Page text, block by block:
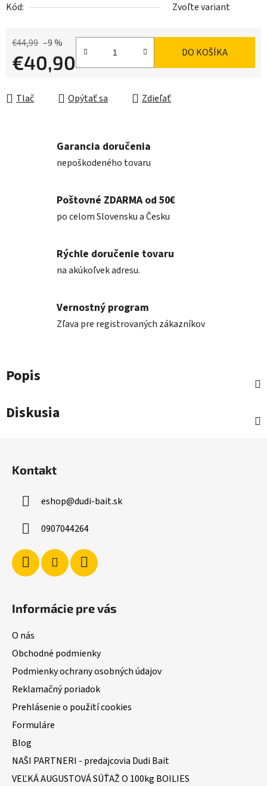
Kód:
Zvoľte variant
€44,99 –9 %
€40,90 DO KOŠÍKA
Tlač Opýtať sa Zdieľať
Garancia doručenia
nepoškodeného tovaru
Poštovné ZDARMA od 50€
po celom Slovensku a Česku
Rýchle doručenie tovaru
na akúkoľvek adresu.
Vernostný program
Zľava pre registrovaných zákazníkov
Popis
Diskusia
Kontakt
eshop@dudi-bait.sk
0907044264
Informácie pre vás
O nás
Obchodné podmienky
Podmienky ochrany osobných údajov
Reklamačný poriadok
Prehlásenie o použití cookies
Formuláre
Blog
NAŠI PARTNERI - predajcovia Dudi Bait
VEĽKÁ AUGUSTOVÁ SÚŤAŽ O 100kg BOILIES